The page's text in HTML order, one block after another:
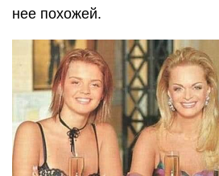
нее похожей.